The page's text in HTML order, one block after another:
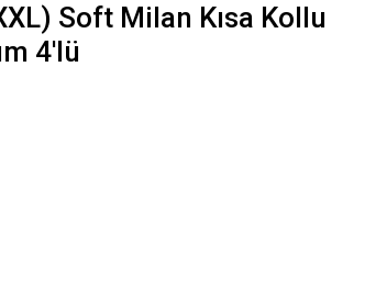
Soft Milan Kısa Kollu
4'lü